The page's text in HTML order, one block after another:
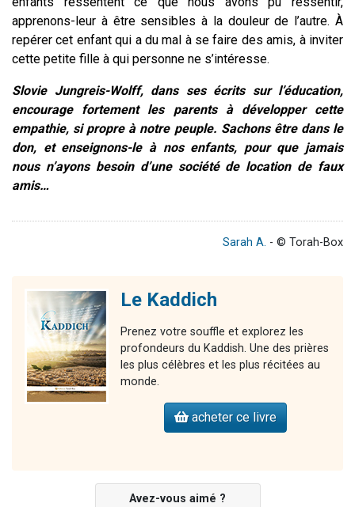
apprenons-leur à être sensibles à la douleur de l’autre. À
repérer cet enfant qui a du mal à se faire des amis, à inviter
cette petite fille à qui personne ne s’intéresse.
Slovie Jungreis-Wolff, dans ses écrits sur l’éducation,
encourage fortement les parents à développer cette
empathie, si propre à notre peuple. Sachons être dans le
don, et enseignons-le à nos enfants, pour que jamais
nous n’ayons besoin d’une société de location de faux
amis…
Sarah A. - © Torah-Box
Le Kaddich
Prenez votre souffle et explorez les
profondeurs du Kaddish. Une des prières
les plus célèbres et les plus récitées au
monde.
acheter ce livre
Avez-vous aimé ?